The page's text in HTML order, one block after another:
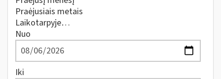
Praėjusiais metais
Laikotarpyje…
Nuo
Iki